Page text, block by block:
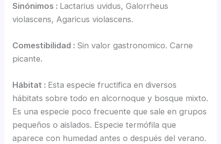
Sinónimos : Lactarius uvidus, Galorrheus
violascens, Agaricus violascens.
Comestibilidad : Sin valor gastronomico. Carne
picante.
Hábitat : Esta especie fructifica en diversos
hábitats sobre todo en alcornoque y bosque mixto.
Es una especie poco frecuente que sale en grupos
pequeños o aislados. Especie termófila que
aparece con humedad antes o después del verano.